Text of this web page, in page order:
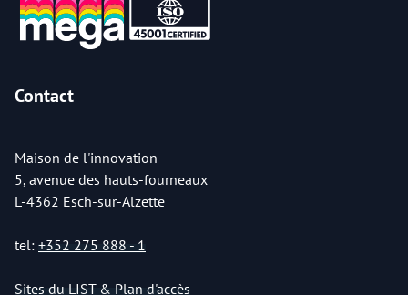
Contact
Maison de l'innovation
5, avenue des hauts-fourneaux
L-4362 Esch-sur-Alzette
tel: +352 275 888 - 1
Sites du LIST & Plan d'accès